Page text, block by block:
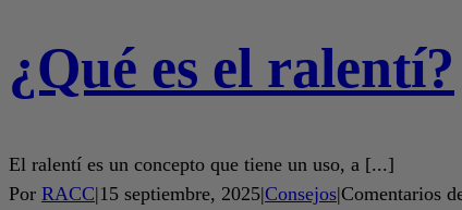
¿Qué es el ralentí?
El ralentí es un concepto que tiene un uso, a [...]
Por RACC|15 septiembre, 2025|Consejos|Comentarios